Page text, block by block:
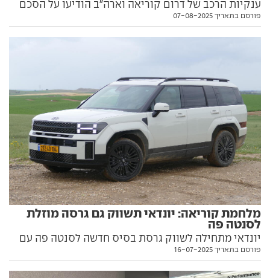
ענקיות הרכב של דרום קוריאה וארה"ב הודיעו על הסכם
לייצור משותף של כלי רכב משלל סוגים. בתוכנית:
פורסם בתאריך 07-08-2025
מלחמת קוריאה: יונדאי תשווק גם גרסה מוזלת
לסנטה פה
יונדאי מתחילה לשווק גרסת בסיס חדשה לסנטה פה עם
פורסם בתאריך 16-07-2025